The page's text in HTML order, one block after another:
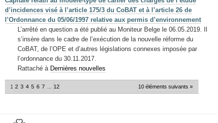
d’incidences visé à l’article 175/3 du CoBAT et à l’article 26 de
l’Ordonnance du 05/06/1997 relative aux permis d’environnement
L’arrêté en question a été publié au Moniteur Belge le 06.05.2019. Il
s’insère dans le cadre de l’exécution de la nouvelle réforme du
CoBAT, de l’OPE et d’autres législations connexes imposée par
l’ordonnance du 30.11.2017.
Rattaché à Dernières nouvelles
10 éléments suivants »
1 2 3 4 5 6 7 12